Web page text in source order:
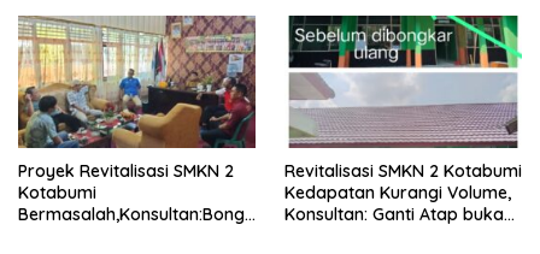
Proyek Revitalisasi SMKN 2
Kotabumi
Bermasalah,Konsultan:Bongk
Revitalisasi SMKN 2 Kotabumi
Kedapatan Kurangi Volume,
Konsultan: Ganti Atap bukan